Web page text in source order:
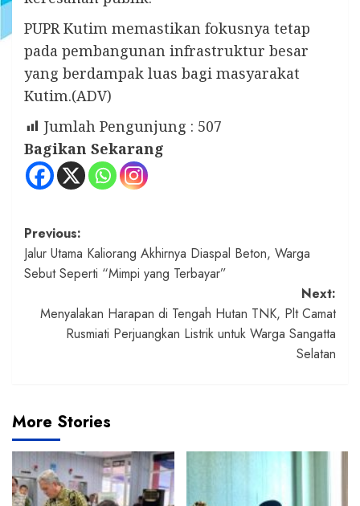
PUPR Kutim memastikan fokusnya tetap
pada pembangunan infrastruktur besar
yang berdampak luas bagi masyarakat
Kutim.(ADV)
Jumlah Pengunjung : 507
Bagikan Sekarang
Post
navigation
Previous:
Jalur Utama Kaliorang Akhirnya Diaspal Beton, Warga
Sebut Seperti “Mimpi yang Terbayar”
Next:
Menyalakan Harapan di Tengah Hutan TNK, Plt Camat
Rusmiati Perjuangkan Listrik untuk Warga Sangatta
Selatan
More Stories